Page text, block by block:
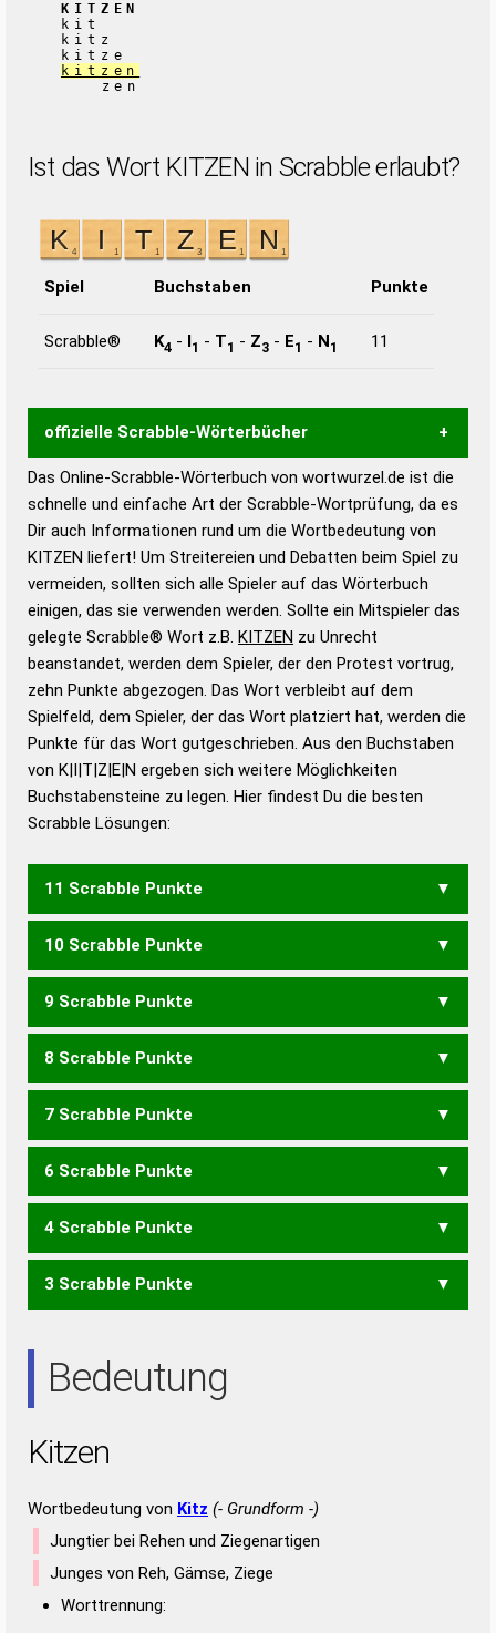
KITZEN
kit
kitz
kitze
kitzen
zen
Ist das Wort KITZEN in Scrabble erlaubt?
Spiel Buchstaben Punkte
Scrabble® K4 - I1 - T1 - Z3 - E1 - N1 11
offizielle Scrabble-Wörterbücher
Wortwurzel liefert mit Hilfe eines semantischen
Wortanalyse-Algorithmus gute Anhaltspunkte zu
Wortbedeutung, Worttrennung und Wortform, um die
Gültigkeit eines Wortes für das Scrabble-Spiel zu
bestimmen!
zugelassene Turnier Scrabble-
Wörterbücher sind:
Duden – Standardwerk in 12 Bänden
Duden – Richtiges und gutes
Deutsch
Duden – Die deutsche Grammatik
Duden – Deutsches
Das Online-Scrabble-Wörterbuch von wortwurzel.de ist die
schnelle und einfache Art der Scrabble-Wortprüfung, da es
Dir auch Informationen rund um die Wortbedeutung von
KITZEN liefert! Um Streitereien und Debatten beim Spiel zu
vermeiden, sollten sich alle Spieler auf das Wörterbuch
einigen, das sie verwenden werden. Sollte ein Mitspieler das
gelegte Scrabble® Wort z.B. KITZEN zu Unrecht
beanstandet, werden dem Spieler, der den Protest vortrug,
zehn Punkte abgezogen. Das Wort verbleibt auf dem
Spielfeld, dem Spieler, der das Wort platziert hat, werden die
Punkte für das Wort gutgeschrieben. Aus den Buchstaben
von K|I|T|Z|E|N ergeben sich weitere Möglichkeiten
Buchstabensteine zu legen. Hier findest Du die besten
Scrabble Lösungen:
11 Scrabble Punkte
ZINKET ZINKTE
10 Scrabble Punkte
ZINKE ZINKT
9 Scrabble Punkte
KIEZ ZINK
8 Scrabble Punkte
IKTEN KITEN KNIET
7 Scrabble Punkte
KEIN KIEN KITE KNET
6 Scrabble Punkte
KEN KIN KNI NETZ ZEIT
4 Scrabble Punkte
EINT NIET TEIN
3 Scrabble Punkte
Bedeutung
Kitzen
Wortbedeutung von Kitz (- Grundform -)
Jungtier bei Rehen und Ziegenartigen
Junges von Reh, Gämse, Ziege
Worttrennung: